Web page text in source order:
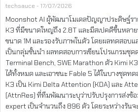
techsauce - 17/07/2026
Moonshot AI ผู้พัฒนาโมเดลปัญญาประดิษฐ์ร
K3 ที่มีขนาดใหญ่ถึง 2.8T และมีสเปคดีขึ้นหลา
ขนาด 1M และรองรับภาพในตัว โดยผลทดสอบแ
เป็นกลุ่มชั้นนำ ผลทดสอบการเขียนโปรแกรมชุดต่
Terminal Bench, SWE Marathon ตัว Kimi
ได้ทั้งหมด และเอาชนะ Fable 5 ได้ในบางชุดท
K3 เป็น Kimi Delta Attention (KDA) และ
(AttnRes) ที่ทีมพัฒนาระบุว่าปรับปรุงการส่งข้
expert เป็นจำนวนถึง 896 ตัว โดยระหว่างรันจ